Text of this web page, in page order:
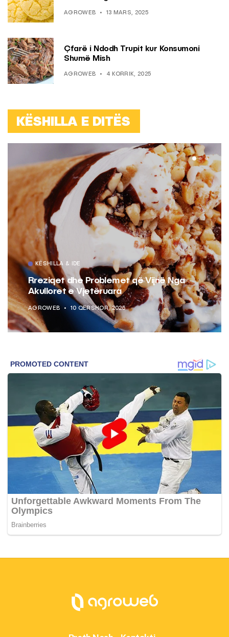
AGROWEB 13 MARS, 2025
Çfarë i Ndodh Trupit kur Konsumoni
Shumë Mish
AGROWEB 4 KORRIK, 2025
KËSHILLA E DITËS
KËSHILLA & IDE
Rreziqet dhe Problemet që Vijnë Nga
Akulloret e Vjetëruara
AGROWEB 10 QERSHOR, 2025